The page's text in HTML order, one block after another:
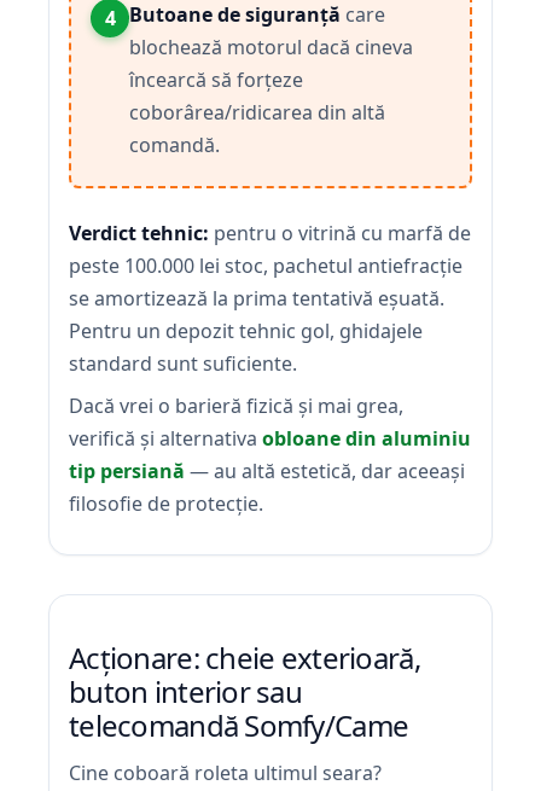
4 Butoane de siguranță care
blochează motorul dacă cineva
încearcă să forțeze
coborârea/ridicarea din altă
comandă.
Verdict tehnic: pentru o vitrină cu marfă de
peste 100.000 lei stoc, pachetul antiefracție
se amortizează la prima tentativă eșuată.
Pentru un depozit tehnic gol, ghidajele
standard sunt suficiente.
Dacă vrei o barieră fizică și mai grea,
verifică și alternativa obloane din aluminiu
tip persiană — au altă estetică, dar aceeași
filosofie de protecție.
Acționare: cheie exterioară,
buton interior sau
telecomandă Somfy/Came
Cine coboară roleta ultimul seara?